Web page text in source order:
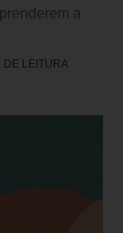
a
DE LEITURA